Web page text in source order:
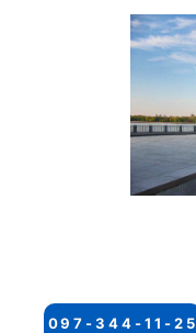
097-344-11-25